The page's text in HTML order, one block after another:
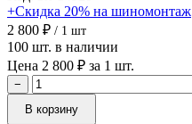
+Скидка 20% на шиномонтаж
2 800 ₽ / 1 шт
100 шт. в наличии
Цена 2 800 ₽ за 1 шт.
−
В корзину